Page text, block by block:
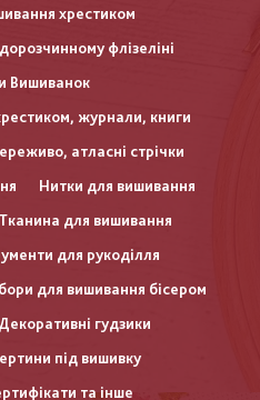
хрестиком
флізеліні
Вишиванок
журнали, книги
атласні стрічки
Нитки для вишивання
Тканина для вишивання
для рукоділля
для вишивання бісером
гудзики
під вишивку
та інше